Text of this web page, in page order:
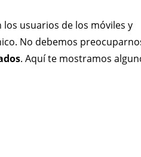
usuarios de los móviles y
No debemos
. Aquí te mostramos